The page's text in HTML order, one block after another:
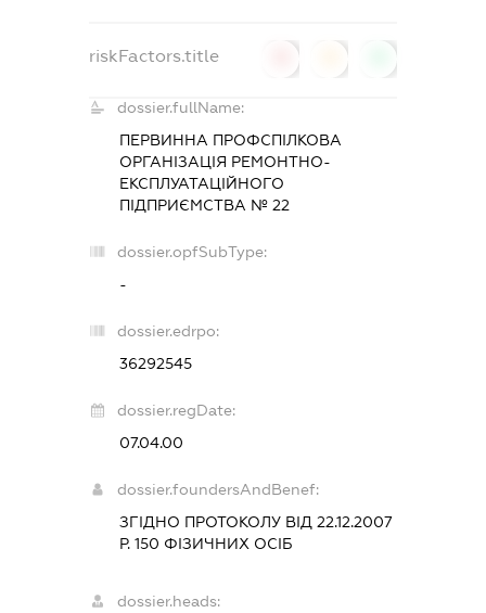
riskFactors.title
dossier.fullName:
ПЕРВИННА ПРОФСПІЛКОВА
ОРГАНІЗАЦІЯ РЕМОНТНО-
ЕКСПЛУАТАЦІЙНОГО
ПІДПРИЄМСТВА № 22
dossier.opfSubType:
-
dossier.edrpo:
36292545
dossier.regDate:
07.04.00
dossier.foundersAndBenef:
ЗГІДНО ПРОТОКОЛУ ВІД 22.12.2007
Р. 150 ФІЗИЧНИХ ОСІБ
dossier.heads: